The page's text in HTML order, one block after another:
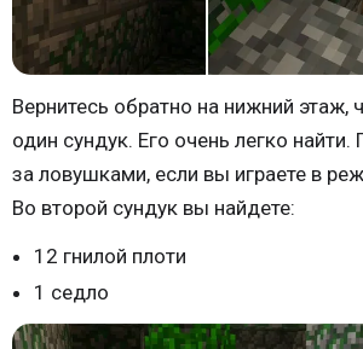
Вернитесь обратно на нижний этаж,
один сундук. Его очень легко найти.
за ловушками, если вы играете в
Во второй сундук вы найдете:
12 гнилой плоти
1 седло